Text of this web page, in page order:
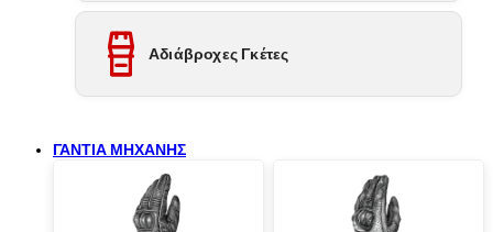
Αδιάβροχες Γκέτες
ΓΑΝΤΙΑ ΜΗΧΑΝΗΣ